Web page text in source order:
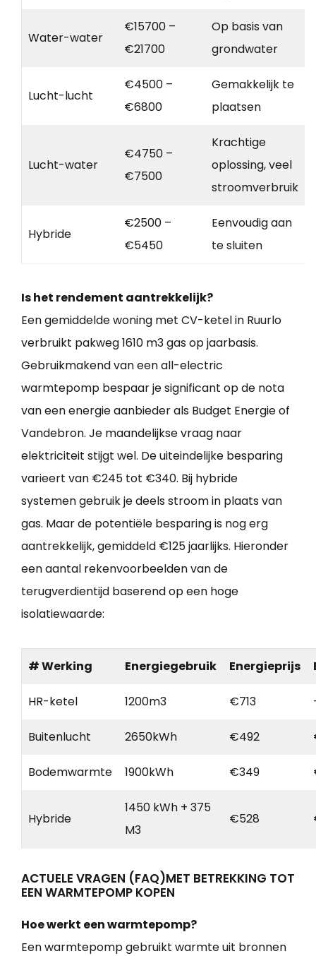
Water-water
€15700 –
€21700
Op basis van
grondwater
Lucht-lucht
€4500 –
€6800
Gemakkelijk te
plaatsen
Lucht-water
€4750 –
€7500
Krachtige
oplossing, veel
stroomverbruik
Hybride
€2500 –
€5450
Eenvoudig aan
te sluiten
Is het rendement aantrekkelijk?
Een gemiddelde woning met CV-ketel in Ruurlo
verbruikt pakweg 1610 m3 gas op jaarbasis.
Gebruikmakend van een all-electric
warmtepomp bespaar je significant op de nota
van een energie aanbieder als Budget Energie of
Vandebron. Je maandelijkse vraag naar
elektriciteit stijgt wel. De uiteindelijke besparing
varieert van €245 tot €340. Bij hybride
systemen gebruik je deels stroom in plaats van
gas. Maar de potentiële besparing is nog erg
aantrekkelijk, gemiddeld €125 jaarlijks. Hieronder
een aantal rekenvoorbeelden van de
terugverdientijd baserend op een hoge
isolatiewaarde:
# Werking Energiegebruik Energieprijs
HR-ketel 1200m3 €713
Buitenlucht 2650kWh €492
Bodemwarmte 1900kWh €349
Hybride
1450 kWh + 375
M3
€528
ACTUELE VRAGEN (FAQ)MET BETREKKING TOT
EEN WARMTEPOMP KOPEN
Hoe werkt een warmtepomp?
Een warmtepomp gebruikt warmte uit bronnen